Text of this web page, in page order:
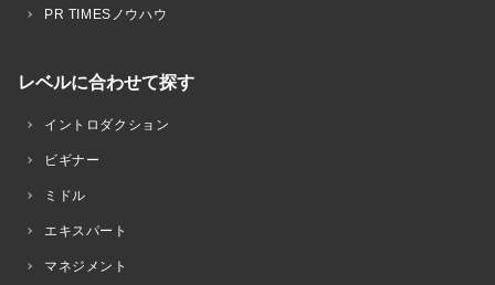
PR TIMESノウハウ
レベルに合わせて探す
イントロダクション
ビギナー
ミドル
エキスパート
マネジメント